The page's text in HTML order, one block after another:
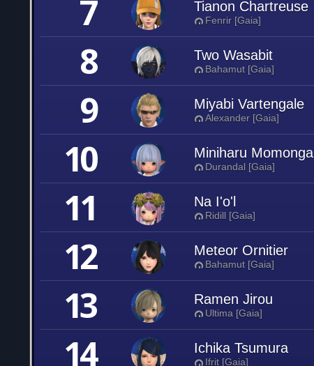
7 Tianon Chartreuse
Fenrir [Gaia]
8 Two Wasabit
Bahamut [Gaia]
9 Miyabi Vartengale
Alexander [Gaia]
10 Miniharu Momonga
Durandal [Gaia]
11 Na I'o'l
Ridill [Gaia]
12 Meteor Ornitier
Bahamut [Gaia]
13 Ramen Jirou
Ultima [Gaia]
14 Ichika Tsumura
Ifrit [Gaia]